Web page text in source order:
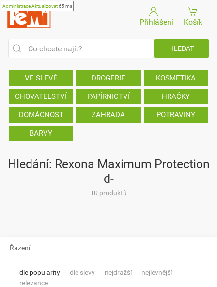
AdministraceAktualizovat65 ms
Přihlášení Košík
VE SLEVĚ DROGERIE KOSMETIKA
CHOVATELSTVÍ PAPÍRNICTVÍ HRAČKY
DOMÁCNOST ZAHRADA POTRAVINY
BARVY
Hledání: Rexona Maximum Protection
d-
10 produktů
Řazení:
dle popularity dle slevy nejdražší
nejlevnější
relevance